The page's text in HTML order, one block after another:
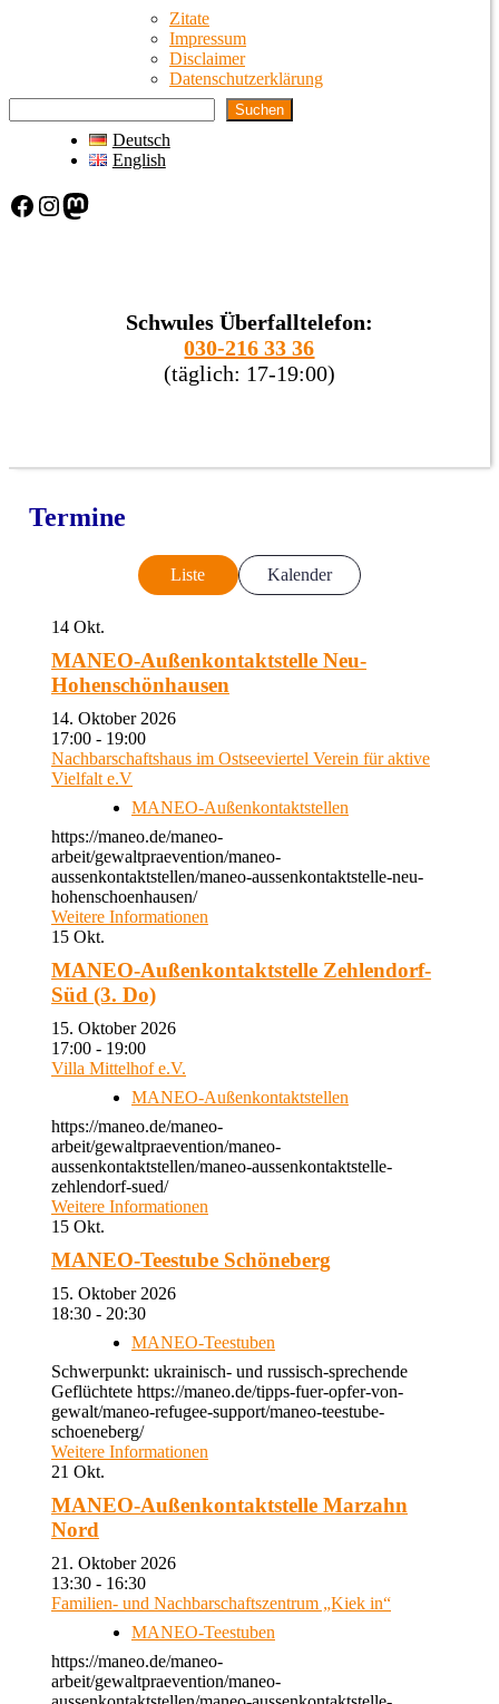
Zitate
Impressum
Disclaimer
Datenschutzerklärung
Suchen
Deutsch
English
Facebook Instagram Mastodon
Schwules Überfalltelefon:
030-216 33 36
(täglich: 17-19:00)
Termine
Liste Kalender
14 Okt.
MANEO-Außenkontaktstelle Neu-
Hohenschönhausen
14. Oktober 2026
17:00 - 19:00
Nachbarschaftshaus im Ostseeviertel Verein für aktive
Vielfalt e.V
MANEO-Außenkontaktstellen
https://maneo.de/maneo-
arbeit/gewaltpraevention/maneo-
aussenkontaktstellen/maneo-aussenkontaktstelle-neu-
hohenschoenhausen/
Weitere Informationen
15 Okt.
MANEO-Außenkontaktstelle Zehlendorf-
Süd (3. Do)
15. Oktober 2026
17:00 - 19:00
Villa Mittelhof e.V.
MANEO-Außenkontaktstellen
https://maneo.de/maneo-
arbeit/gewaltpraevention/maneo-
aussenkontaktstellen/maneo-aussenkontaktstelle-
zehlendorf-sued/
Weitere Informationen
15 Okt.
MANEO-Teestube Schöneberg
15. Oktober 2026
18:30 - 20:30
MANEO-Teestuben
Schwerpunkt: ukrainisch- und russisch-sprechende
Geflüchtete https://maneo.de/tipps-fuer-opfer-von-
gewalt/maneo-refugee-support/maneo-teestube-
schoeneberg/
Weitere Informationen
21 Okt.
MANEO-Außenkontaktstelle Marzahn
Nord
21. Oktober 2026
13:30 - 16:30
Familien- und Nachbarschaftszentrum „Kiek in“
MANEO-Teestuben
https://maneo.de/maneo-
arbeit/gewaltpraevention/maneo-